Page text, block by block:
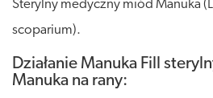
Sterylny medyczny miód Manuka
scoparium).
Działanie Manuka Fill
Manuka na rany: